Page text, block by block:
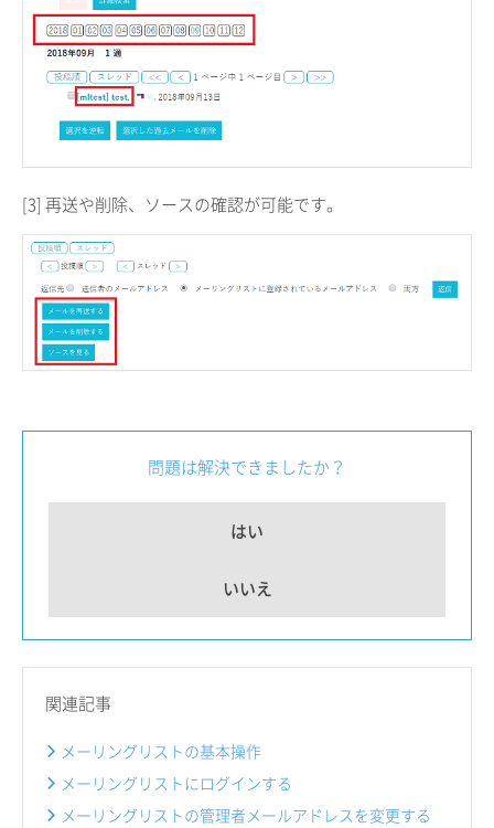
[3] 再送や削除、ソースの確認が可能です。
問題は解決できましたか？
はい
いいえ
関連記事
メーリングリストの基本操作
メーリングリストにログインする
メーリングリストの管理者メールアドレスを変更する